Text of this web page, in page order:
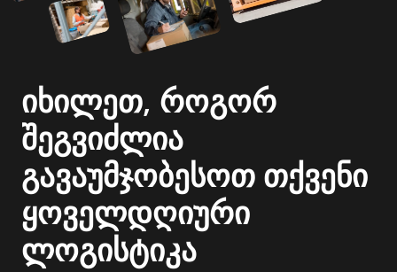
იხილეთ, როგორ
შეგვიძლია
გავაუმჯობესოთ თქვენი
ყოველდღიური
ლოგისტიკა